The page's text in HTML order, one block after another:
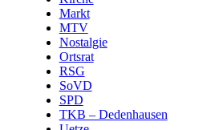
Markt
MTV
Nostalgie
Ortsrat
RSG
SoVD
SPD
TKB – Dedenhausen